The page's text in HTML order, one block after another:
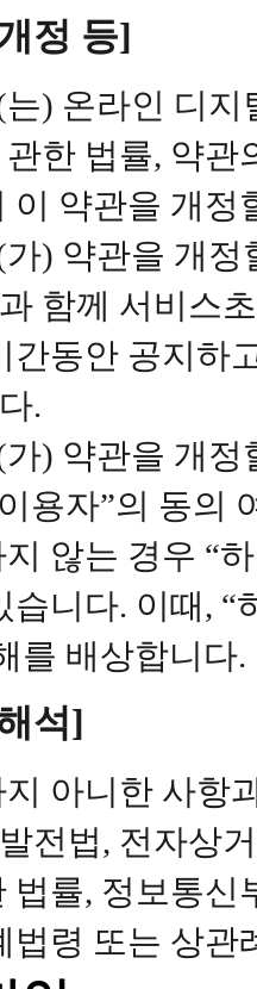
정 등]
) 온라인 디지
한 법률, 약
이 약관을 개정
) 약관을 개정
함께 서비스
간동안 공지하
.
) 약관을 개정
용자”의 동의
않는 경우 “
습니다. 이때,
를 배상합니다.
석]
아니한 사항
전법, 전자상
법률, 정보통
법령 또는 상관